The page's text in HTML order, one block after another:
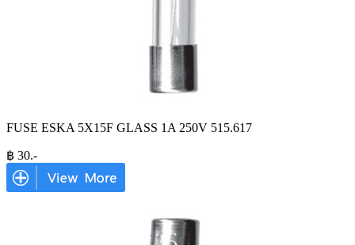
FUSE ESKA 5X15F GLASS 1A 250V 515.617
฿ 30.-